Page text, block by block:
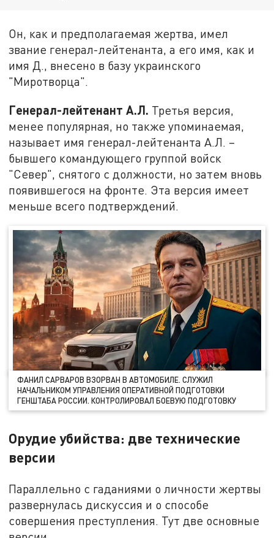
Он, как и предполагаемая жертва, имел
звание генерал-лейтенанта, а его имя, как и
имя Д., внесено в базу украинского
"Миротворца".
Генерал-лейтенант А.Л. Третья версия,
менее популярная, но также упоминаемая,
называет имя генерал-лейтенанта А.Л. –
бывшего командующего группой войск
"Север", снятого с должности, но затем вновь
появившегося на фронте. Эта версия имеет
меньше всего подтверждений.
ФАНИЛ САРВАРОВ ВЗОРВАН В АВТОМОБИЛЕ. СЛУЖИЛ
НАЧАЛЬНИКОМ УПРАВЛЕНИЯ ОПЕРАТИВНОЙ ПОДГОТОВКИ
ГЕНШТАБА РОССИИ. КОНТРОЛИРОВАЛ БОЕВУЮ ПОДГОТОВКУ
Орудие убийства: две технические
версии
Параллельно с гаданиями о личности жертвы
развернулась дискуссия и о способе
совершения преступления. Тут две основные